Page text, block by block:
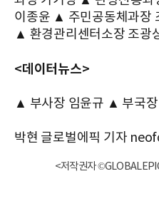
이종윤 ▲ 주민공동체과장
▲ 환경관리센터소장 조광
<데이터뉴스>
▲ 부사장 임윤규 ▲ 부국장
박현 글로벌에픽 기자
<저작권자